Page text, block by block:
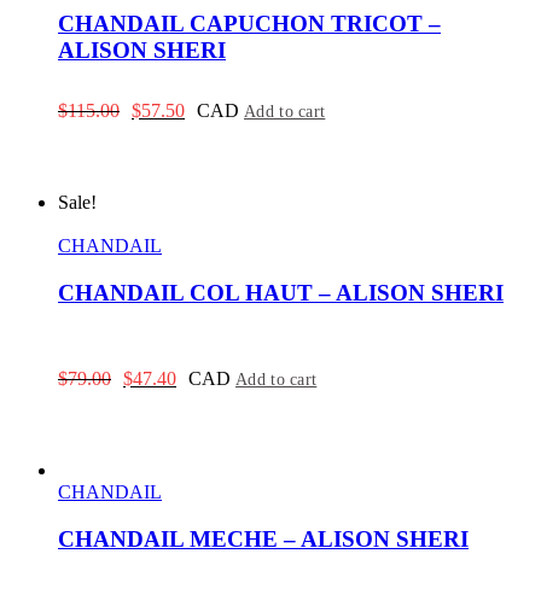
CHANDAIL CAPUCHON TRICOT –
ALISON SHERI
$115.00 Original
$57.50 Current
CAD Add to cart
Sale!
CHANDAIL
CHANDAIL COL HAUT – ALISON SHERI
$79.00 Original
$47.40 Current
CAD Add to cart
CHANDAIL
CHANDAIL MECHE – ALISON SHERI